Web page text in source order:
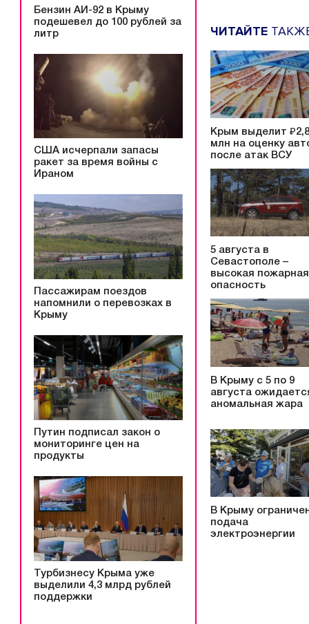
Бензин АИ-92 в Крыму
подешевел до 100 рублей за
литр
США исчерпали запасы
ракет за время войны с
Ираном
Пассажирам поездов
напомнили о перевозках в
Крыму
Путин подписал закон о
мониторинге цен на
продукты
Турбизнесу Крыма уже
выделили 4,3 млрд рублей
поддержки
ЧИТАЙТЕ
Крым выделит
млн на оценку
после атак ВСУ
5 августа в
Севастополе –
высокая пожарная
опасность
В Крыму с 5 по 9
августа
аномальная жара
В Крыму
подача
электроэнергии